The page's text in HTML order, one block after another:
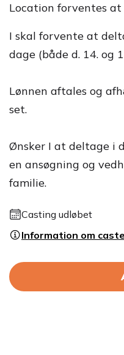
Location forventes
I skal forvente at
dage (både d. 14. og
Lønnen aftales og
set.
Ønsker I at deltage i
en ansøgning og
familie.
Casting udløbet
Information om